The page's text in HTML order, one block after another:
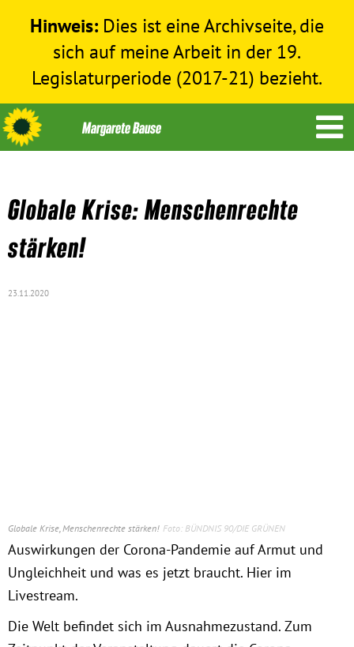
Hinweis: Dies ist eine Archivseite, die
sich auf meine Arbeit in der 19.
Legislaturperiode (2017-21) bezieht.
Themen
Menschenrechte
Besuch in Berlin
Praktikum
Patenschaftsprogramm
Globale Krise: Menschenrechte
stärken!
23.11.2020
Globale Krise, Menschenrechte stärken! BÜNDNIS 90/DIE GRÜNEN
Auswirkungen der Corona-Pandemie auf Armut und
Ungleichheit und was es jetzt braucht. Hier im
Livestream.
Die Welt befindet sich im Ausnahmezustand. Zum